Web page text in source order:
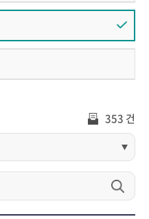
353 건